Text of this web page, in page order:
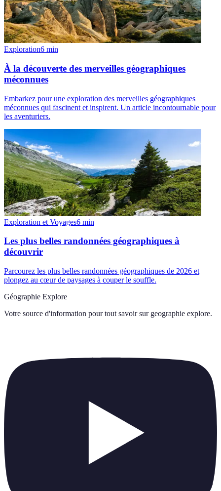
Exploration6 min
À la découverte des merveilles géographiques
méconnues
Embarkez pour une exploration des merveilles géographiques
méconnues qui fascinent et inspirent. Un article incontournable pour
les aventuriers.
Exploration et Voyages6 min
Les plus belles randonnées géographiques à
découvrir
Parcourez les plus belles randonnées géographiques de 2026 et
plongez au cœur de paysages à couper le souffle.
Géographie Explore
Votre source d'information pour tout savoir sur geographie explore.